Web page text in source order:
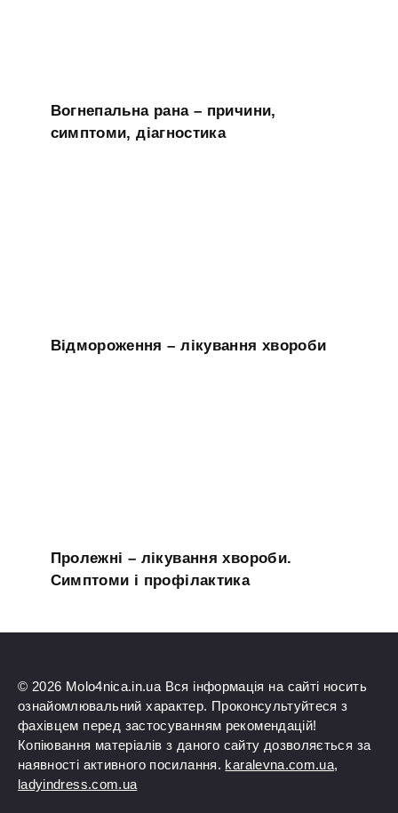
Вогнепальна рана – причини,
симптоми, діагностика
Відмороження – лікування хвороби
Пролежні – лікування хвороби.
Симптоми і профілактика
© 2026 Molo4nica.in.ua Вся інформація на сайті носить
ознайомлювальний характер. Проконсультуйтеся з
фахівцем перед застосуванням рекомендацій!
Копіювання матеріалів з даного сайту дозволяється за
наявності активного посилання. karalevna.com.ua,
ladyindress.com.ua